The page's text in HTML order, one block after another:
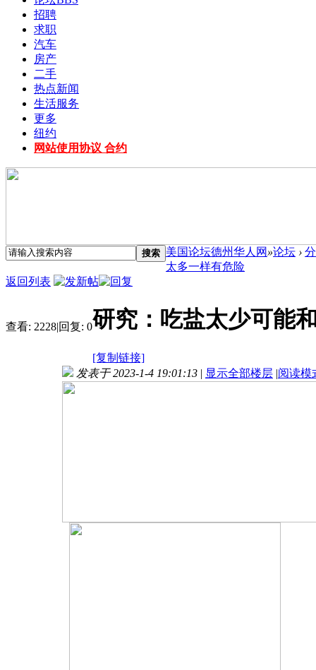
招聘
求职
汽车
房产
二手
热点新闻
生活服务
更多
纽约
网站使用协议 合约
搜索 美国论坛德州华人网 »论坛 ›
太多一样有危险
返回列表
查看: 2228|回复: 0研究：吃盐太少可能
[复制链接]
发表于 2023-1-4 19:01:13 | 显示全部楼层 |阅读模